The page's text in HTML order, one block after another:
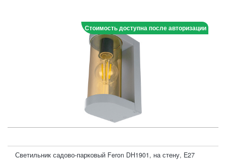
Стоимость доступна после авторизации
Светильник садово-парковый Feron DH1901, на стену, E27